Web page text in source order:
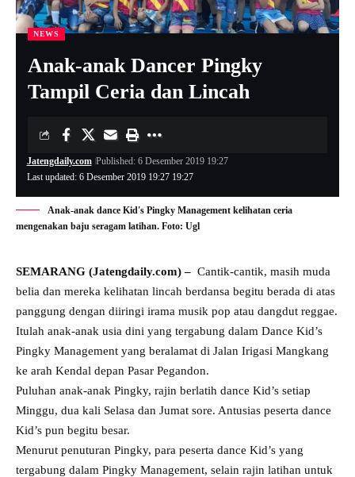
NEWS
Anak-anak Dancer Pingky
Tampil Ceria dan Lincah
Last updated: 6 Desember 2019 19:27 19:27
Jatengdaily.com Published: 6 Desember 2019 19:27
Anak-anak dance Kid's Pingky Management kelihatan ceria
mengenakan baju seragam latihan. Foto: Ugl
SEMARANG (Jatengdaily.com) – Cantik-cantik, masih muda
belia dan mereka kelihatan lincah berdansa begitu berada di atas
panggung dengan diiringi irama musik pop atau dangdut reggae.
Itulah anak-anak usia dini yang tergabung dalam Dance Kid’s
Pingky Management yang beralamat di Jalan Irigasi Mangkang
ke arah Kendal depan Pasar Pegandon.
Puluhan anak-anak Pingky, rajin berlatih dance Kid’s setiap
Minggu, dua kali Selasa dan Jumat sore. Antusias peserta dance
Kid’s pun begitu besar.
Menurut penuturan Pingky, para peserta dance Kid’s yang
tergabung dalam Pingky Management, selain rajin latihan untuk